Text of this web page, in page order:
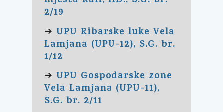
2/19
➔ UPU Ribarske luke Vela
Lamjana (UPU-12), S.G. br.
1/12
➔ UPU Gospodarske zone
Vela Lamjana (UPU-11),
S.G. br. 2/11